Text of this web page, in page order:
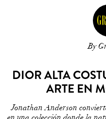
By
DIOR ALTA
ARTE EN
Jonathan Anderson